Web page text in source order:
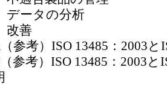
ータの分析
善
参考）ISO 13485：2003と
参考）ISO 13485：2003と